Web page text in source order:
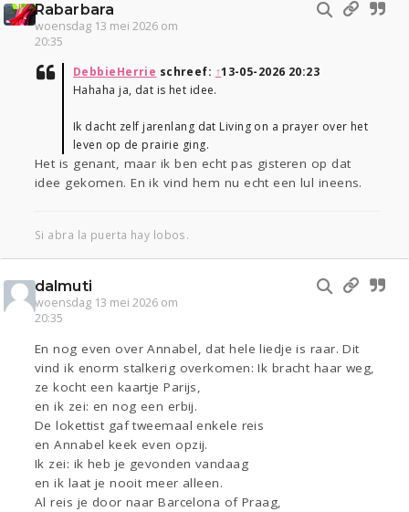
Rabarbara
woensdag 13 mei 2026 om
20:35
DebbieHerrie schreef: ↑13-05-2026 20:23
Hahaha ja, dat is het idee.
Ik dacht zelf jarenlang dat Living on a prayer over het
leven op de prairie ging.
Het is genant, maar ik ben echt pas gisteren op dat
idee gekomen. En ik vind hem nu echt een lul ineens.
Si abra la puerta hay lobos.
dalmuti
woensdag 13 mei 2026 om
20:35
En nog even over Annabel, dat hele liedje is raar. Dit
vind ik enorm stalkerig overkomen: Ik bracht haar weg,
ze kocht een kaartje Parijs,
en ik zei: en nog een erbij.
De lokettist gaf tweemaal enkele reis
en Annabel keek even opzij.
Ik zei: ik heb je gevonden vandaag
en ik laat je nooit meer alleen.
Al reis je door naar Barcelona of Praag,